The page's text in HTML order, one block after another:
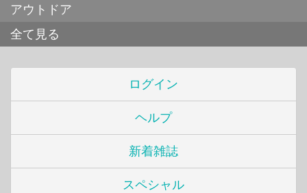
アウトドア
全て見る
ログイン
ヘルプ
新着雑誌
スペシャル